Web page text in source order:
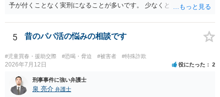
予が付くことなく実刑になることが多いです。 少なくとも、執行猶予
す。 弁護士を介して共犯者数人で被害弁済を行うこともあります。 保
釈申請については、共犯なので、全て公判請求されるまで難しいです
が、個別具体的な事情により異なります。 弁護方針により、結果が変
わるため、刑事事件に精通している弁護人を選任されることをお勧め
いたします。
5 昔のパパ活の悩みの相談です
#児童買春・援助交際 #恐喝・脅迫 #被害者 #特殊詐欺
2026年7月12日 役にたった 2
刑事事件に強い弁護士
泉 亮介 弁護士